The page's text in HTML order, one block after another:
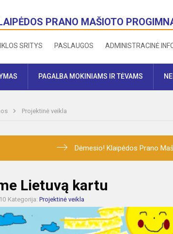
PRANO MAŠIOTO
SRITYS PASLAUGOS ADMINISTRACINĖ
PAGALBA MOKINIAMS IR TĖVAMS
Projektinė veikla
Dėmesio! Klaipėdos Prano
Lietuvą kartu
Kategorija: Projektinė veikla